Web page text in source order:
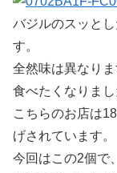
バジルのスッと
す。
全然味は異なり
食べたくなりまし
こちらのお店は
げされています。
今回はこの2個で